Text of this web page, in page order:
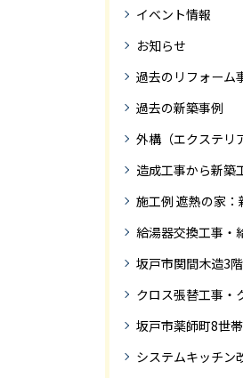
イベント情報
お知らせ
過去のリフォーム
過去の新築事例
外構（エクステリ
造成工事から新築工事完成
施工例 遮熱の家：新築・リ
給湯器交換工事・
坂戸市関間木造3階建て18
クロス張替工事・
坂戸市薬師町8世帯共同住宅
システムキッチン